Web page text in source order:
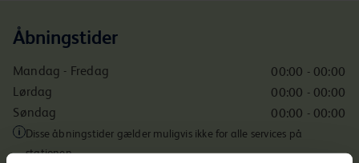
Åbningstider
Mandag - Fredag
00:00 - 00:00
Lørdag
00:00 - 00:00
Søndag
00:00 - 00:00
Disse åbningstider gælder muligvis ikke for alle services på
stationen.